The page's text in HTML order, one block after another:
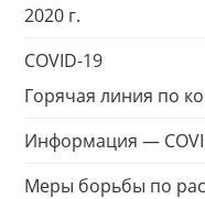
2020 г.
COVID-19
Горячая линия по
Информация —
Меры борьбы по